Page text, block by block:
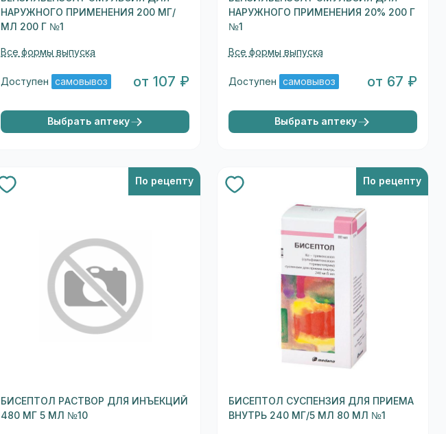
НАРУЖНОГО ПРИМЕНЕНИЯ 200 МГ/
МЛ 200 Г №1
Все формы выпуска
Доступен самовывоз от 107 ₽
Выбрать аптеку
НАРУЖНОГО ПРИМЕНЕНИЯ 20% 200 Г
№1
Все формы выпуска
Доступен самовывоз от 67 ₽
Выбрать аптеку
По рецепту
БИСЕПТОЛ РАСТВОР ДЛЯ ИНЪЕКЦИЙ
480 МГ 5 МЛ №10
По рецепту
БИСЕПТОЛ СУСПЕНЗИЯ ДЛЯ ПРИЕМА
ВНУТРЬ 240 МГ/5 МЛ 80 МЛ №1